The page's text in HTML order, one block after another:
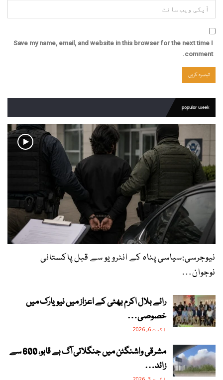
Save my name, email, and website in this browser for the next time I
comment.
popular week
نیوجرسی:سیاسی پناہ کے انٹرویو سے قبل پاکستانی
نوجوان…
رائے بلال اکرم بھٹی کے اعزاز میں نیویارک میں
خصوصی…
اگست 6, 2026
مشرقی واشنگٹن میں جنگلاتی آگ بے قابو، 600 سے
زائد…